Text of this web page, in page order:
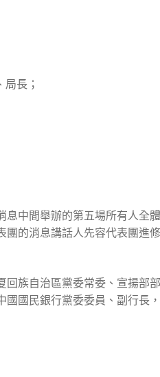
長；
中間舉辦的第五場所有人全
的消息講話人先容代表團進
族自治區黨委常委、宣揚部
國民銀行黨委委員、副行長